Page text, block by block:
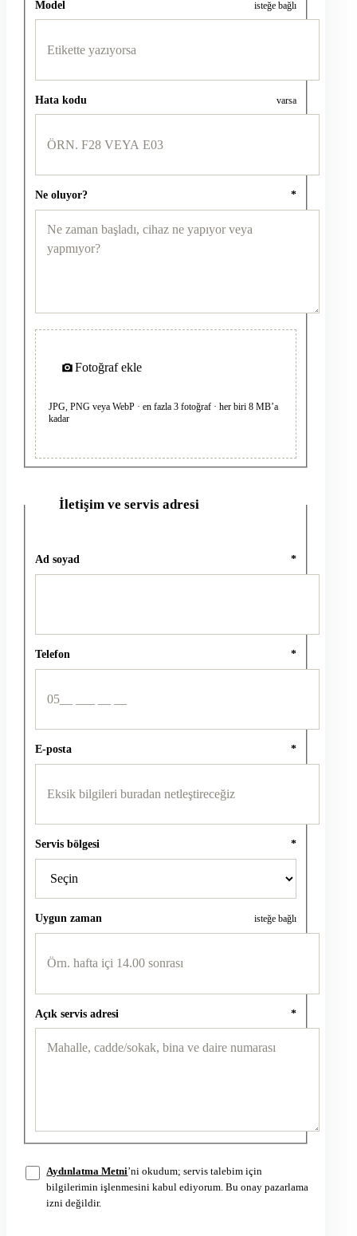
Model isteğe bağlı
Hata kodu varsa
Ne oluyor? *
Fotoğraf ekle
JPG, PNG veya WebP · en fazla 3 fotoğraf · her biri 8 MB’a
kadar
İletişim ve servis adresi
Ad soyad *
Telefon *
E-posta *
Servis bölgesi *
Uygun zaman isteğe bağlı
Açık servis adresi *
Aydınlatma Metni’ni okudum; servis talebim için
bilgilerimin işlenmesini kabul ediyorum. Bu onay pazarlama
izni değildir.